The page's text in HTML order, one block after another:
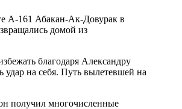
А-161 Абакан-Ак-Довурак в
домой из
благодаря Александру
на себя. Путь вылетевшей на
получил многочисленные